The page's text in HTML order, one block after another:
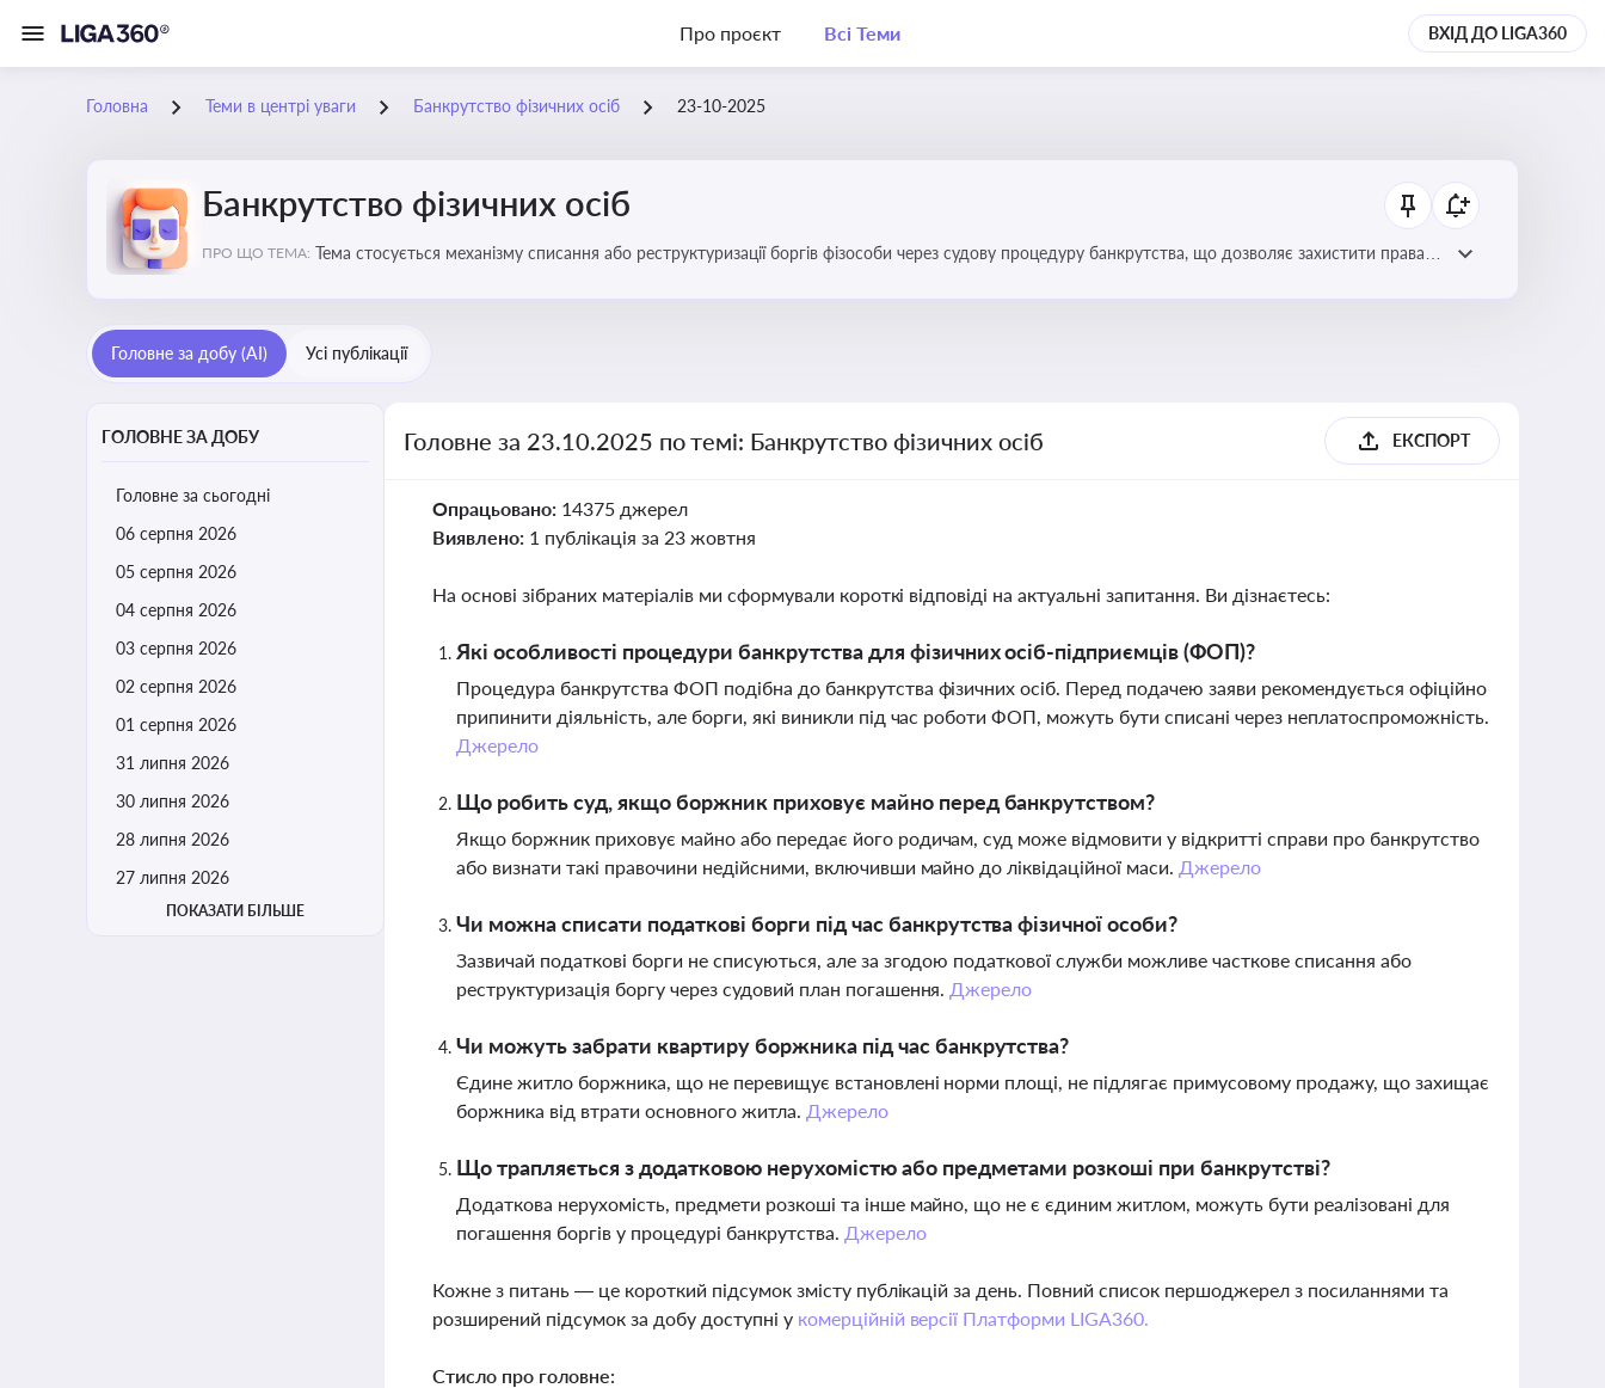
Про проєкт Всі Теми ВХІД ДО LIGA360
Головна Теми в центрі уваги Банкрутство фізичних осіб 23-10-2025
Банкрутство фізичних осіб
ПРО ЩО ТЕМА: Тема стосується механізму списання або реструктуризації боргів фізособи через судову процедуру банкрутства, що дозволяє захистити права
Головне за добу (AI) Усі публікації
ГОЛОВНЕ ЗА ДОБУ
Головне за сьогодні
06 серпня 2026
05 серпня 2026
04 серпня 2026
03 серпня 2026
02 серпня 2026
01 серпня 2026
31 липня 2026
30 липня 2026
28 липня 2026
27 липня 2026
ПОКАЗАТИ БІЛЬШЕ
Головне за 23.10.2025 по темі: Банкрутство фізичних осіб ЕКСПОРТ
Опрацьовано: 14375 джерел
Виявлено: 1 публікація за 23 жовтня
На основі зібраних матеріалів ми сформували короткі відповіді на актуальні запитання. Ви дізнаєтесь:
Які особливості процедури банкрутства для фізичних осіб-підприємців (ФОП)?
Процедура банкрутства ФОП подібна до банкрутства фізичних осіб. Перед подачею заяви рекомендується офіційно
припинити діяльність, але борги, які виникли під час роботи ФОП, можуть бути списані через неплатоспроможність.
Джерело
Що робить суд, якщо боржник приховує майно перед банкрутством?
Якщо боржник приховує майно або передає його родичам, суд може відмовити у відкритті справи про банкрутство
або визнати такі правочини недійсними, включивши майно до ліквідаційної маси. Джерело
Чи можна списати податкові борги під час банкрутства фізичної особи?
Зазвичай податкові борги не списуються, але за згодою податкової служби можливе часткове списання або
реструктуризація боргу через судовий план погашення. Джерело
Чи можуть забрати квартиру боржника під час банкрутства?
Єдине житло боржника, що не перевищує встановлені норми площі, не підлягає примусовому продажу, що захищає
боржника від втрати основного житла. Джерело
Що трапляється з додатковою нерухомістю або предметами розкоші при банкрутстві?
Додаткова нерухомість, предмети розкоші та інше майно, що не є єдиним житлом, можуть бути реалізовані для
погашення боргів у процедурі банкрутства. Джерело
Кожне з питань — це короткий підсумок змісту публікацій за день. Повний список першоджерел з посиланнями та
розширений підсумок за добу доступні у комерційній версії Платформи LIGA360.
Стисло про головне: